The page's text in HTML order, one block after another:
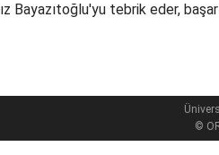
Bayazıtoğlu'yu tebrik eder,
©